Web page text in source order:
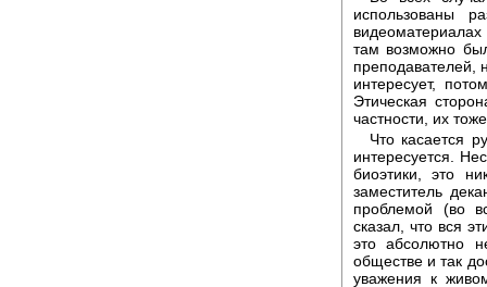
использованы
видеоматериалах
там возможно
преподавателей,
интересует,
Этическая
частности, их
Что касается
интересуется.
биоэтики, это
заместитель
проблемой (во
сказал, что вся
это абсолютно
обществе и так
уважения к